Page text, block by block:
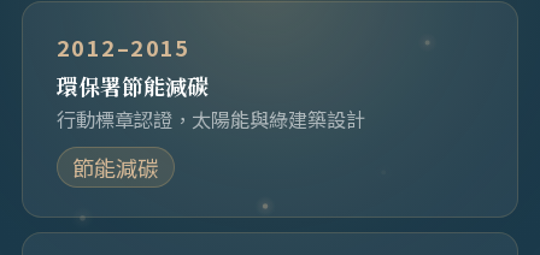
2012–2015
環保署節能減碳
行動標章認證，太陽能與綠建築設計
節能減碳